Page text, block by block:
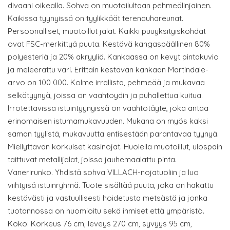
divaani oikealla. Sohva on muotoilultaan pehmeälinjainen.
Kaikissa tyynyissä on tyylikkäät terenauhareunat.
Persoonalliset, muotoillut jalat. Kaikki puuyksityiskohdat
ovat FSC-merkittyä puuta. Kestävä kangaspäällinen 80%
polyesteriä ja 20% akryyliä. Kankaassa on kevyt pintakuvio
ja meleerattu väri. Erittäin kestävän kankaan Martindale-
arvo on 100 000. Kolme irrallista, pehmeää ja mukavaa
selkätyynyä, joissa on vaahtoydin ja puhallettua kuitua.
Irrotettavissa istuintyynyissä on vaahtotäyte, joka antaa
erinomaisen istumamukavuuden. Mukana on myös kaksi
saman tyylistä, mukavuutta entisestään parantavaa tyynyä.
Miellyttävän korkuiset käsinojat. Huolella muotoillut, ulospäin
taittuvat metallijalat, joissa jauhemaalattu pinta.
Vanerirunko. Yhdistä sohva VILLACH-nojatuoliin ja luo
viihtyisä istuinryhmä. Tuote sisältää puuta, joka on hakattu
kestävästi ja vastuullisesti hoidetusta metsästä ja jonka
tuotannossa on huomioitu sekä ihmiset että ympäristö.
Koko: Korkeus 76 cm, leveys 270 cm, syvyys 95 cm,